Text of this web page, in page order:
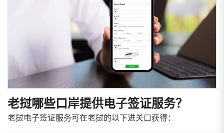
老挝哪些口岸提供电子签证服务？
老挝电子签证服务可在老挝的以下进关口获得：